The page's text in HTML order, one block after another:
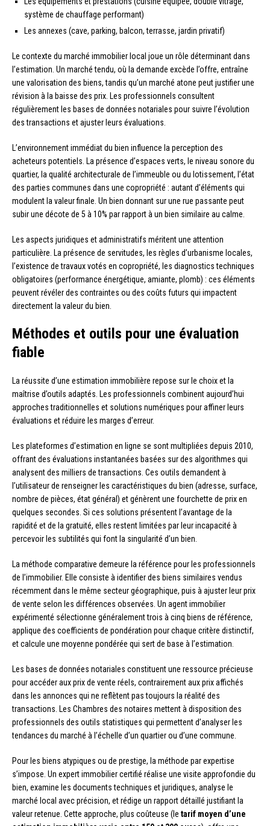
système de chauffage performant)
Les annexes (cave, parking, balcon, terrasse, jardin privatif)
Le contexte du marché immobilier local joue un rôle déterminant dans
l’estimation. Un marché tendu, où la demande excède l’offre, entraîne
une valorisation des biens, tandis qu’un marché atone peut justifier une
révision à la baisse des prix. Les professionnels consultent
régulièrement les bases de données notariales pour suivre l’évolution
des transactions et ajuster leurs évaluations.
L’environnement immédiat du bien influence la perception des
acheteurs potentiels. La présence d’espaces verts, le niveau sonore du
quartier, la qualité architecturale de l’immeuble ou du lotissement, l’état
des parties communes dans une copropriété : autant d’éléments qui
modulent la valeur finale. Un bien donnant sur une rue passante peut
subir une décote de 5 à 10% par rapport à un bien similaire au calme.
Les aspects juridiques et administratifs méritent une attention
particulière. La présence de servitudes, les règles d’urbanisme locales,
l’existence de travaux votés en copropriété, les diagnostics techniques
obligatoires (performance énergétique, amiante, plomb) : ces éléments
peuvent révéler des contraintes ou des coûts futurs qui impactent
directement la valeur du bien.
Méthodes et outils pour une évaluation
fiable
La réussite d’une estimation immobilière repose sur le choix et la
maîtrise d’outils adaptés. Les professionnels combinent aujourd’hui
approches traditionnelles et solutions numériques pour affiner leurs
évaluations et réduire les marges d’erreur.
Les plateformes d’estimation en ligne se sont multipliées depuis 2010,
offrant des évaluations instantanées basées sur des algorithmes qui
analysent des milliers de transactions. Ces outils demandent à
l’utilisateur de renseigner les caractéristiques du bien (adresse, surface,
nombre de pièces, état général) et génèrent une fourchette de prix en
quelques secondes. Si ces solutions présentent l’avantage de la
rapidité et de la gratuité, elles restent limitées par leur incapacité à
percevoir les subtilités qui font la singularité d’un bien.
La méthode comparative demeure la référence pour les professionnels
de l’immobilier. Elle consiste à identifier des biens similaires vendus
récemment dans le même secteur géographique, puis à ajuster leur prix
de vente selon les différences observées. Un agent immobilier
expérimenté sélectionne généralement trois à cinq biens de référence,
applique des coefficients de pondération pour chaque critère distinctif,
et calcule une moyenne pondérée qui sert de base à l’estimation.
Les bases de données notariales constituent une ressource précieuse
pour accéder aux prix de vente réels, contrairement aux prix affichés
dans les annonces qui ne reflètent pas toujours la réalité des
transactions. Les Chambres des notaires mettent à disposition des
professionnels des outils statistiques qui permettent d’analyser les
tendances du marché à l’échelle d’un quartier ou d’une commune.
Pour les biens atypiques ou de prestige, la méthode par expertise
s’impose. Un expert immobilier certifié réalise une visite approfondie du
bien, examine les documents techniques et juridiques, analyse le
marché local avec précision, et rédige un rapport détaillé justifiant la
valeur retenue. Cette approche, plus coûteuse (le tarif moyen d’une